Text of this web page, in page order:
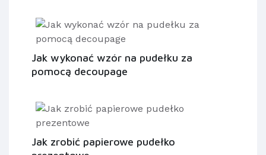
Jak wykonać wzór na pudełku za
pomocą decoupage
Jak zrobić papierowe pudełko